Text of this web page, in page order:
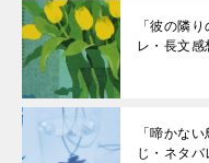
「彼の隣
レ・長文感
「啼かな
じ・ネタバ